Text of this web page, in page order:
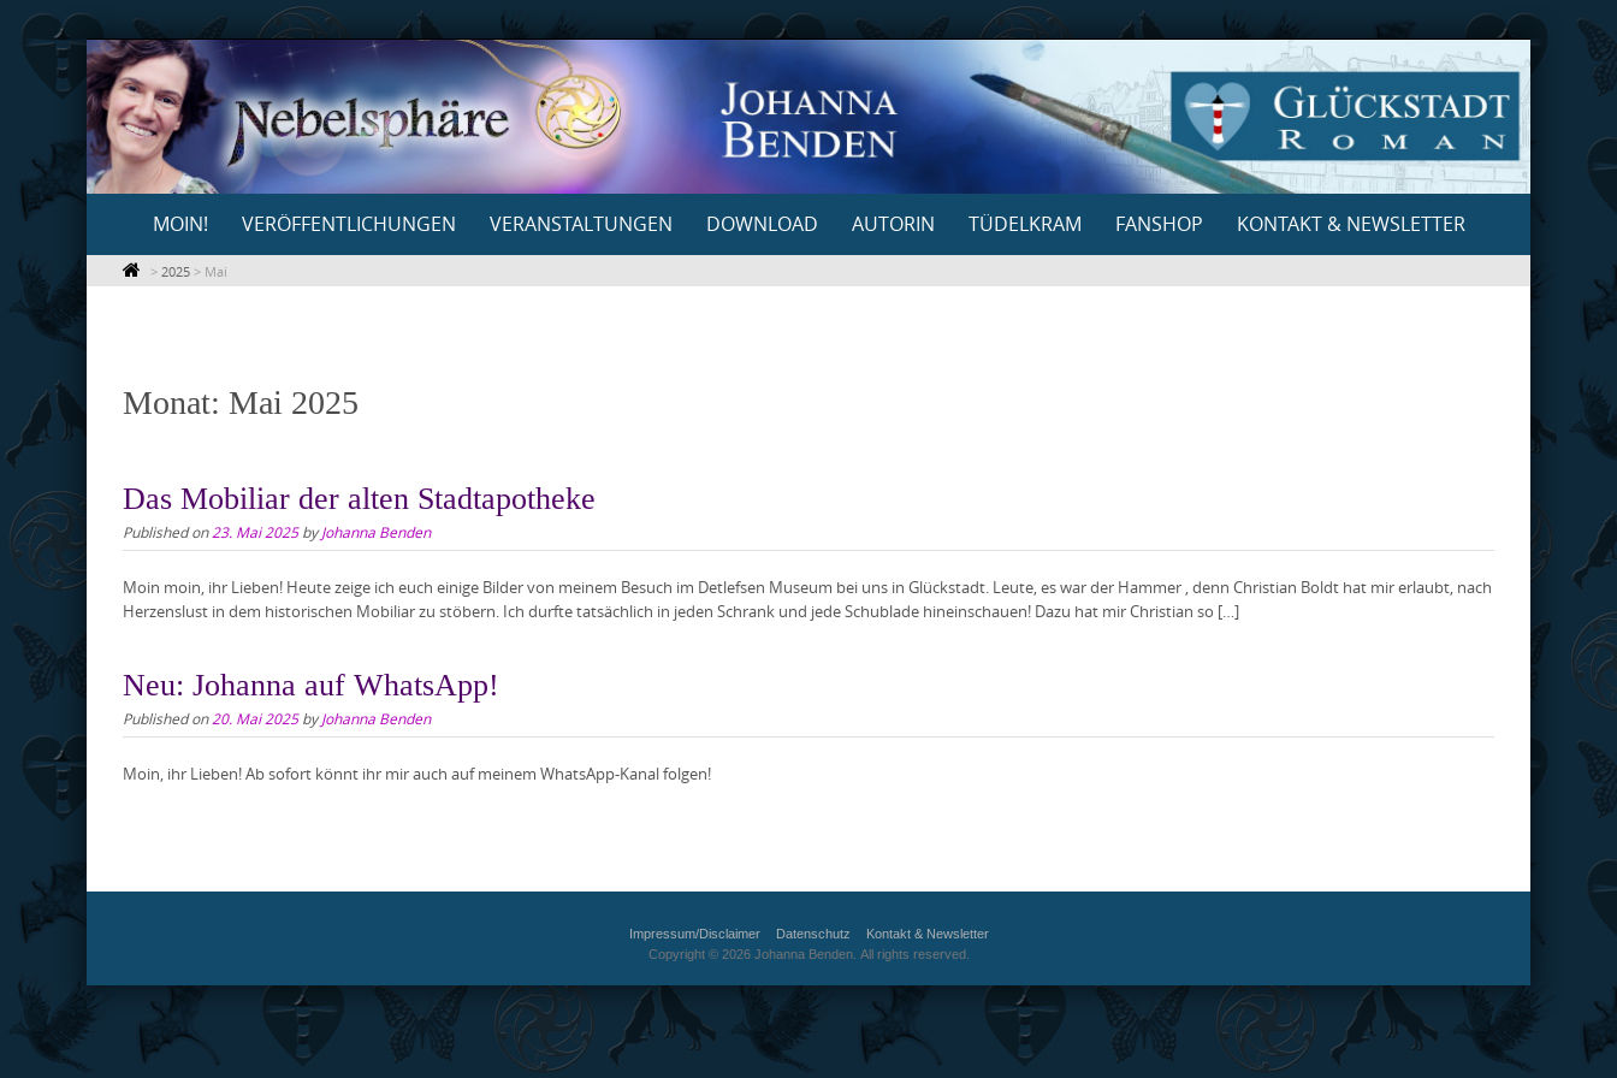
Skip
to
content
content
MOIN! VERÖFFENTLICHUNGEN VERANSTALTUNGEN DOWNLOAD AUTORIN TÜDELKRAM FANSHOP KONTAKT & NEWSLETTER
> 2025 > Mai
Monat: Mai 2025
Das Mobiliar der alten Stadtapotheke
Published on23. Mai 2025byJohanna Benden
Moin moin, ihr Lieben! Heute zeige ich euch einige Bilder von meinem Besuch im Detlefsen Museum bei uns in Glückstadt. Leute, es war der Hammer , denn Christian Boldt hat mir erlaubt, nach
Herzenslust in dem historischen Mobiliar zu stöbern. Ich durfte tatsächlich in jeden Schrank und jede Schublade hineinschauen! Dazu hat mir Christian so […]
Neu: Johanna auf WhatsApp!
Published on20. Mai 2025byJohanna Benden
Moin, ihr Lieben! Ab sofort könnt ihr mir auch auf meinem WhatsApp-Kanal folgen!
Impressum/Disclaimer Datenschutz
Kontakt & Newsletter
Copyright © 2026 Johanna Benden. All rights reserved.